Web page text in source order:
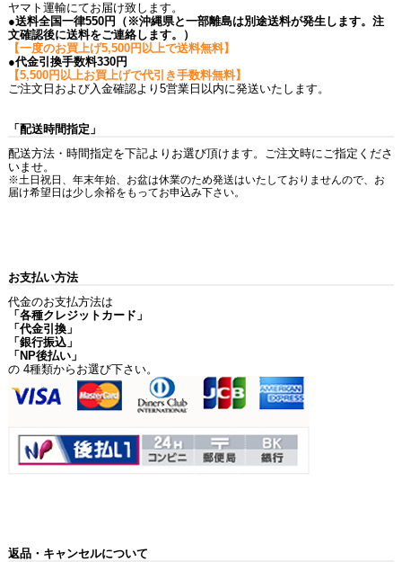
ヤマト運輸にてお届け致します。
●送料全国一律550円（※沖縄県と一部離島は別途送料が発生します。注
文確認後に送料をご連絡します。）
【一度のお買上げ5,500円以上で送料無料】
●代金引換手数料330円
【5,500円以上お買上げで代引き手数料無料】
ご注文日および入金確認より5営業日以内に発送いたします。
「配送時間指定」
配送方法・時間指定を下記よりお選び頂けます。ご注文時にご指定くださ
いませ。
※土日祝日、年末年始、お盆は休業のため発送はいたしておりませんので、お
届け希望日は少し余裕をもってお申込み下さい。
お支払い方法
代金のお支払方法は
「各種クレジットカード」
「代金引換」
「銀行振込」
「NP後払い」
の 4種類からお選び下さい。
返品・キャンセルについて